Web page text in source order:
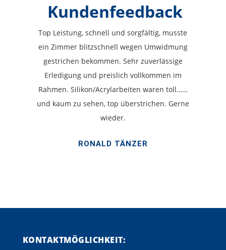
Kundenfeedback
Top Leistung, schnell und sorgfältig, musste
ein Zimmer blitzschnell wegen Umwidmung
gestrichen bekommen. Sehr zuverlässige
Erledigung und preislich vollkommen im
Rahmen. Silikon/Acrylarbeiten waren toll……
und kaum zu sehen, top überstrichen. Gerne
wieder.
RONALD TÄNZER
KONTAKTMÖGLICHKEIT: